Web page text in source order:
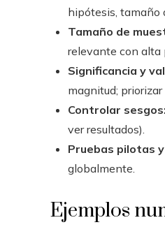
hipótesis, tamaño
Tamaño de
relevante con alta
Significancia y
magnitud;
Controlar sesgos:
ver resultados).
Pruebas pilotas
globalmente.
Ejemplos